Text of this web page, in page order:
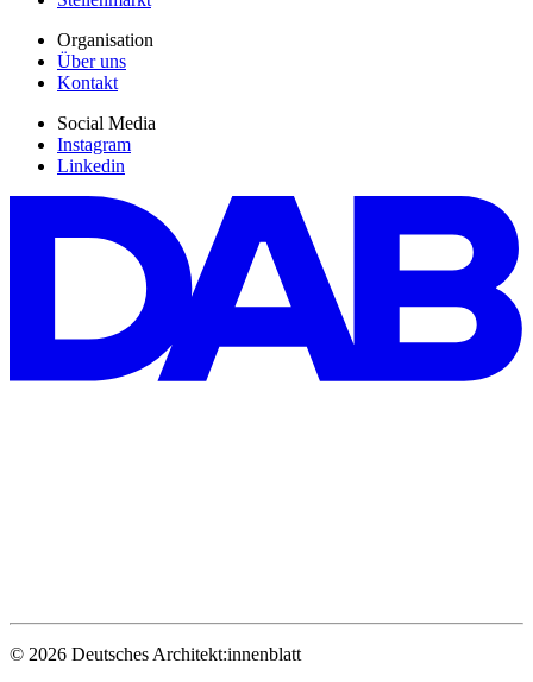
Organisation
Über uns
Kontakt
Social Media
Instagram
Linkedin
© 2026 Deutsches Architekt:innenblatt